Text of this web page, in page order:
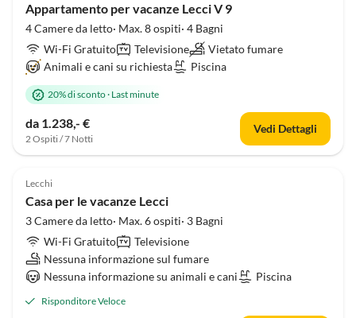
Appartamento per vacanze Lecci V 9
4 Camere da letto· Max. 8 ospiti· 4 Bagni
Wi-Fi Gratuito
Televisione
Vietato fumare
Animali e cani su richiesta
Piscina
20% di sconto· Last minute
da 1.238,- €
2 Ospiti / 7 Notti
Vedi Dettagli
Lecchi
Casa per le vacanze Lecci
3 Camere da letto· Max. 6 ospiti· 3 Bagni
Wi-Fi Gratuito
Televisione
Nessuna informazione sul fumare
Nessuna informazione su animali e cani
Piscina
Risponditore Veloce